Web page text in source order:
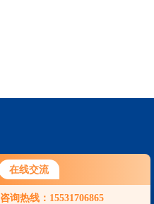
在线交流
咨询热线：15531706865